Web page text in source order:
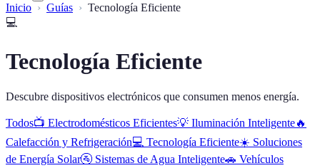
Inicio
Guías
Tecnología Eficiente
💻
Tecnología Eficiente
Descubre dispositivos electrónicos que consumen menos energía.
Todos📺 Electrodomésticos Eficientes💡 Iluminación Inteligente🔥
Calefacción y Refrigeración💻 Tecnología Eficiente☀️ Soluciones
de Energía Solar🚰 Sistemas de Agua Inteligente🚗 Vehículos